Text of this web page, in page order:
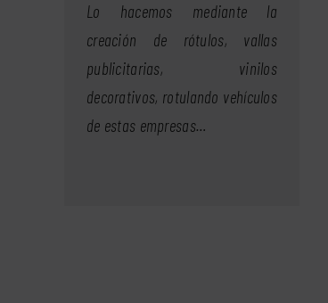
Lo hacemos mediante la
creación de rótulos, vallas
publicitarias, vinilos
decorativos, rotulando vehículos
de estas empresas…